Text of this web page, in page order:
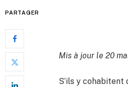
PARTAGER
Mis à jour le 20
S’ils y cohabitent